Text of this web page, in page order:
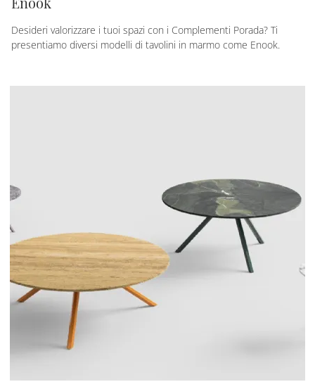
Desideri valorizzare i tuoi spazi con i Complementi Porada? Ti
presentiamo diversi modelli di tavolini in marmo come Enook.